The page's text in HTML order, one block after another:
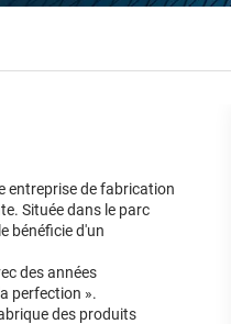
entreprise de fabrication
Située dans le parc
bénéficie d'un
des années
perfection ».
des produits